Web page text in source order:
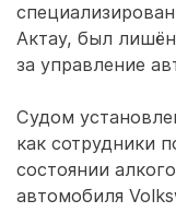
Актау, был
за управление
Судом
как сотрудники
состоянии
автомобиля